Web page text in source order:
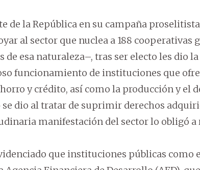
de la República en su campaña
al sector que nuclea a 188 cooperativas
de esa naturaleza–, tras ser electo les dio
funcionamiento de instituciones que
y crédito, así como la producción y el
dio al tratar de suprimir derechos
manifestación del sector lo obligó a
que instituciones públicas como